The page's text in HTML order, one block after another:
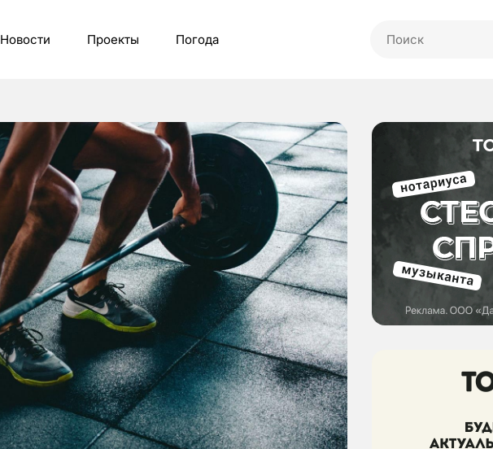
Новости Проекты Погода